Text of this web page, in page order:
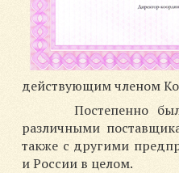
действующим членом
Постепенно
различными
также с другими
и России в целом.